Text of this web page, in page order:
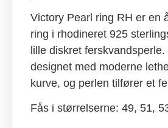
Victory Pearl ring RH er en
ring i rhodineret 925
lille diskret
designet med moderne
kurve, og perlen tilfører et
Fås i størrelserne: 49, 51,